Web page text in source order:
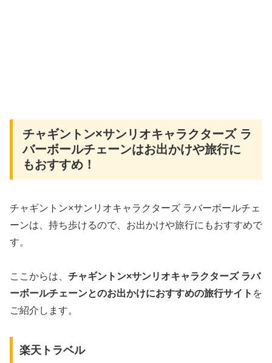
チャギントン×サンリオキャラクターズ ラ
バーボールチェーンはお出かけや旅行に
もおすすめ！
チャギントン×サンリオキャラクターズ ラバーボールチェ
ーンは、持ち歩けるので、お出かけや旅行にもおすすめで
す。
ここからは、 チャギントン×サンリオキャラクターズ ラバ
ーボールチェーンとのお出かけにおすすめの旅行サイト を
ご紹介します。
楽天トラベル